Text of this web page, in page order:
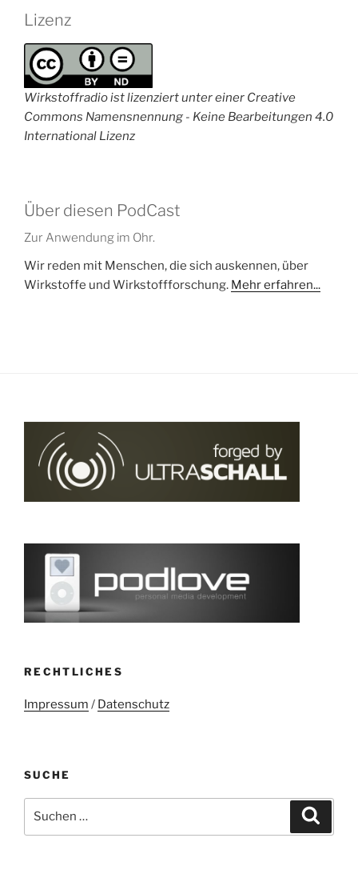
Lizenz
Wirkstoffradio ist lizenziert unter einer Creative
Commons Namensnennung - Keine Bearbeitungen 4.0
International Lizenz
Über diesen PodCast
Zur Anwendung im Ohr.
Wir reden mit Menschen, die sich auskennen, über
Wirkstoffe und Wirkstoffforschung. Mehr erfahren...
RECHTLICHES
Impressum / Datenschutz
SUCHE
nach: